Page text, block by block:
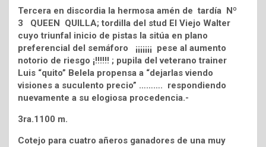
Tercera en discordia la hermosa amén de tardía Nº
3 QUEEN QUILLA; tordilla del stud El Viejo Walter
cuyo triunfal inicio de pistas la sitúa en plano
preferencial del semáforo ¡¡¡¡¡¡¡ pese al aumento
notorio de riesgo ¡!!!!!! ; pupila del veterano trainer
Luis “quito” Belela propensa a “dejarlas viendo
visiones a suculento precio” ………. respondiendo
nuevamente a su elogiosa procedencia.-
3ra.1100 m.
Cotejo para cuatro añeros ganadores de una muy